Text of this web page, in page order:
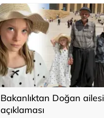
Bakanlıktan Doğan ailesi
açıklaması